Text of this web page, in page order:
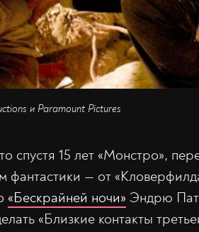
и Paramount Pictures
спустя 15 лет «Монстро»,
фантастики — от
«Бескрайней ночи» Эндрю
«Близкие контакты